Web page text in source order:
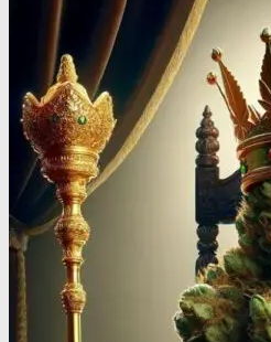
Oplev alle vores tests her